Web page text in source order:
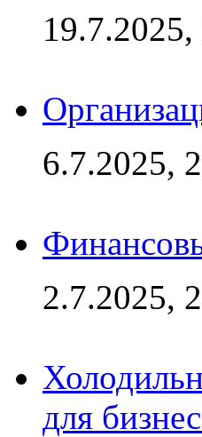
6.7.2025,
2.7.2025,
для